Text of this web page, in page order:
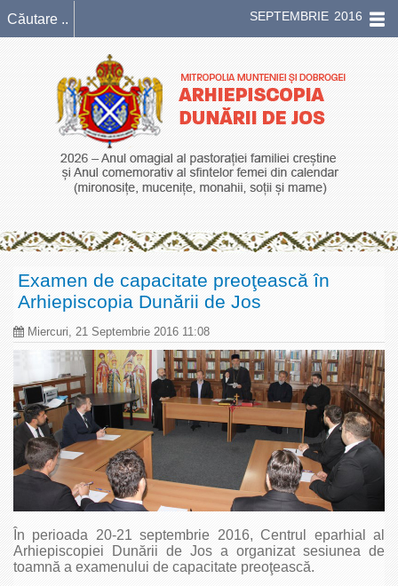
SEPTEMBRIE 2016
Examen de capacitate preoţească în
Arhiepiscopia Dunării de Jos
Miercuri, 21 Septembrie 2016 11:08
În perioada 20-21 septembrie 2016, Centrul eparhial al
Arhiepiscopiei Dunării de Jos a organizat sesiunea de
toamnă a examenului de capacitate preoţească.